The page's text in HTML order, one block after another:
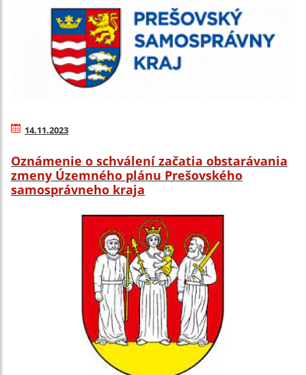
14.11.2023
Oznámenie o schválení začatia obstarávania
zmeny Územného plánu Prešovského
samosprávneho kraja